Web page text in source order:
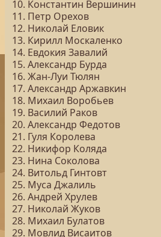
10. Константин Вершинин
11. Петр Орехов
12. Николай Еловик
13. Кирилл Москаленко
14. Евдокия Завалий
15. Александр Бурда
16. Жан-Луи Тюлян
17. Александр Аржавкин
18. Михаил Воробьев
19. Василий Раков
20. Александр Федотов
21. Гуля Королева
22. Никифор Коляда
23. Нина Соколова
24. Витольд Гинтовт
25. Муса Джалиль
26. Андрей Хрулев
27. Николай Жуков
28. Михаил Булатов
29. Мовлид Висаитов